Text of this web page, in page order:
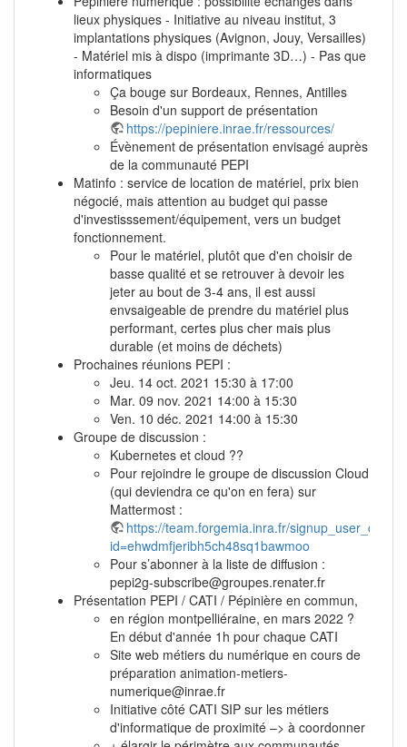
lieux physiques - Initiative au niveau institut, 3
implantations physiques (Avignon, Jouy, Versailles)
- Matériel mis à dispo (imprimante 3D…) - Pas que
informatiques
Ça bouge sur Bordeaux, Rennes, Antilles
Besoin d'un support de présentation
https://pepiniere.inrae.fr/ressources/
Évènement de présentation envisagé auprès
de la communauté PEPI
Matinfo : service de location de matériel, prix bien
négocié, mais attention au budget qui passe
d'investisssement/équipement, vers un budget
fonctionnement.
Pour le matériel, plutôt que d'en choisir de
basse qualité et se retrouver à devoir les
jeter au bout de 3-4 ans, il est aussi
envsaigeable de prendre du matériel plus
performant, certes plus cher mais plus
durable (et moins de déchets)
Prochaines réunions PEPI :
Jeu. 14 oct. 2021 15:30 à 17:00
Mar. 09 nov. 2021 14:00 à 15:30
Ven. 10 déc. 2021 14:00 à 15:30
Groupe de discussion :
Kubernetes et cloud ??
Pour rejoindre le groupe de discussion Cloud
(qui deviendra ce qu'on en fera) sur
Mattermost :
https://team.forgemia.inra.fr/
id=ehwdmfjeribh5ch48sq1bawmoo
Pour s’abonner à la liste de diffusion :
pepi2g-subscribe@groupes.renater.fr
Présentation PEPI / CATI / Pépinière en commun,
en région montpelliéraine, en mars 2022 ?
En début d'année 1h pour chaque CATI
Site web métiers du numérique en cours de
préparation animation-metiers-
numerique@inrae.fr
Initiative côté CATI SIP sur les métiers
d'informatique de proximité –> à coordonner